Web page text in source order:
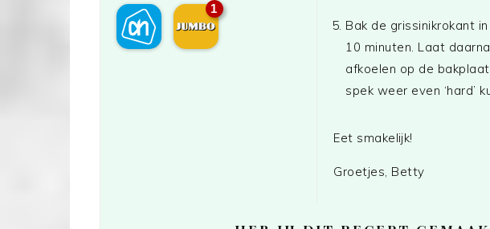
1
Bak de grissinikrokant
10 minuten. Laat
afkoelen op de
spek weer even ‘hard’
Eet smakelijk!
Groetjes, Betty